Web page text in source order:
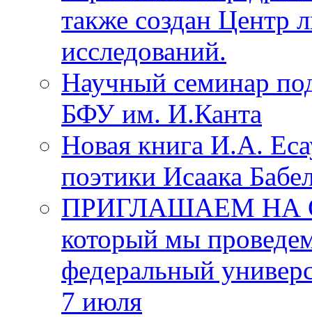
также создан Центр
исследований.
Научный семинар
БФУ им. И.Канта
Новая книга И.А.
поэтики Исаака
ПРИГЛАШАЕМ НА
который мы
федеральный
7 июля